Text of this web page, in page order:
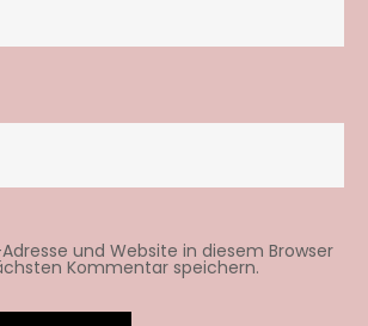
und Website in diesem Browser
Kommentar speichern.